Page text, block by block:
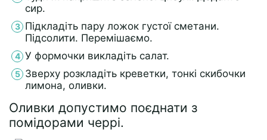
сир.
Підкладіть пару ложок густої сметани.
Підсолити. Перемішаємо.
У формочки викладіть салат.
Зверху розкладіть креветки, тонкі скибочки
лимона, оливки.
Оливки допустимо поєднати з
помідорами черрі.